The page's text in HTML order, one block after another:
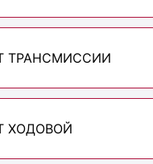
ТРАНСМИССИИ
ХОДОВОЙ